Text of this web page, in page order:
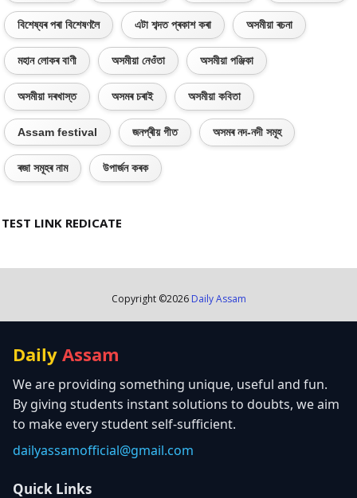
বিশেষ্যৰ পৰা বিশেষণলৈ এটা শব্দত প্ৰকাশ কৰা অসমীয়া ৰচনা
মহান লোকৰ বাণী অসমীয়া নেওঁতা অসমীয়া পঞ্জিকা
অসমীয়া দৰখাস্ত অসমৰ চৰাই অসমীয়া কবিতা
Assam festival জনপ্ৰীয় গীত অসমৰ নদ-নদী সমূহ
ৰজা সমূহৰ নাম উপাৰ্জন কৰক
TEST LINK REDICATE
Copyright ©2026 Daily Assam
Daily Assam
We are providing something unique, useful and fun.
By giving students instant solutions to doubts, we aim
to make every student self-sufficient.
dailyassamofficial@gmail.com
Quick Links